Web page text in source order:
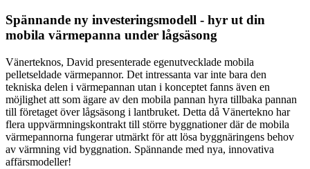
Spännande ny investeringsmodell - hyr ut din
mobila värmepanna under lågsäsong
Vänerteknos, David presenterade egenutvecklade mobila
pelletseldade värmepannor. Det intressanta var inte bara den
tekniska delen i värmepannan utan i konceptet fanns även en
möjlighet att som ägare av den mobila pannan hyra tillbaka pannan
till företaget över lågsäsong i lantbruket. Detta då Vänertekno har
flera uppvärmningskontrakt till större byggnationer där de mobila
värmepannorna fungerar utmärkt för att lösa byggnäringens behov
av värmning vid byggnation. Spännande med nya, innovativa
affärsmodeller!